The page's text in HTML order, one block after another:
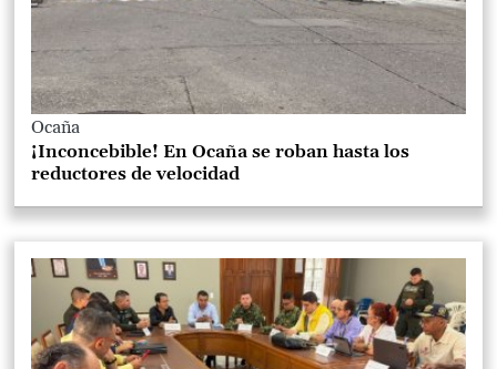
Ocaña
¡Inconcebible! En Ocaña se roban hasta los
reductores de velocidad